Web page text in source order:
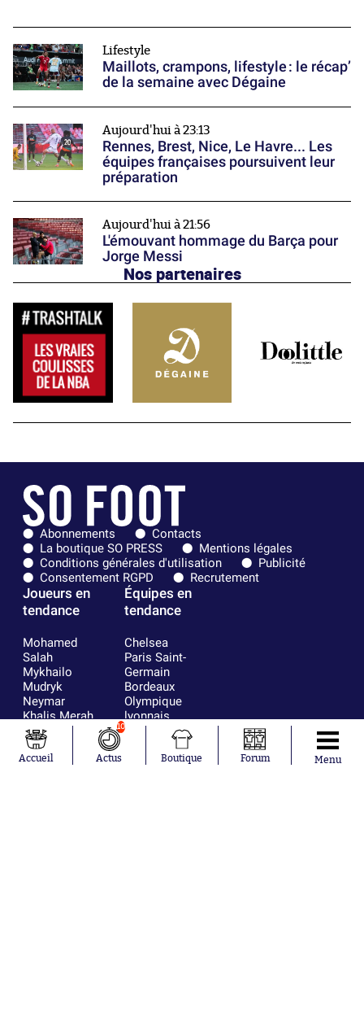
Lifestyle
Maillots, crampons, lifestyle : le récap’
de la semaine avec Dégaine
Aujourd'hui à 23:13
Rennes, Brest, Nice, Le Havre... Les
équipes françaises poursuivent leur
préparation
Aujourd'hui à 21:56
L'émouvant hommage du Barça pour
Jorge Messi
Nos partenaires
Abonnements
Contacts
La boutique SO PRESS
Mentions légales
Conditions générales d'utilisation
Publicité
Consentement RGPD
Recrutement
Joueurs en
tendance
Mohamed
Salah
Mykhailo
Mudryk
Neymar
Khalis Merah
Loïs Openda
Moussa
Niakhaté
Équipes en
tendance
Chelsea
Paris Saint-
Germain
Bordeaux
Olympique
lyonnais
FIFA
Real Madrid
RC Strasbourg
Accueil
10
Actus Boutique Forum Menu